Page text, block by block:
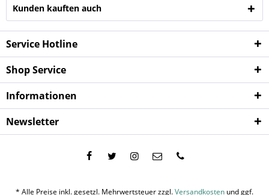
Kunden kauften auch
Service Hotline
Shop Service
Informationen
Newsletter
* Alle Preise inkl. gesetzl. Mehrwertsteuer zzgl.Versandkosten und ggf.